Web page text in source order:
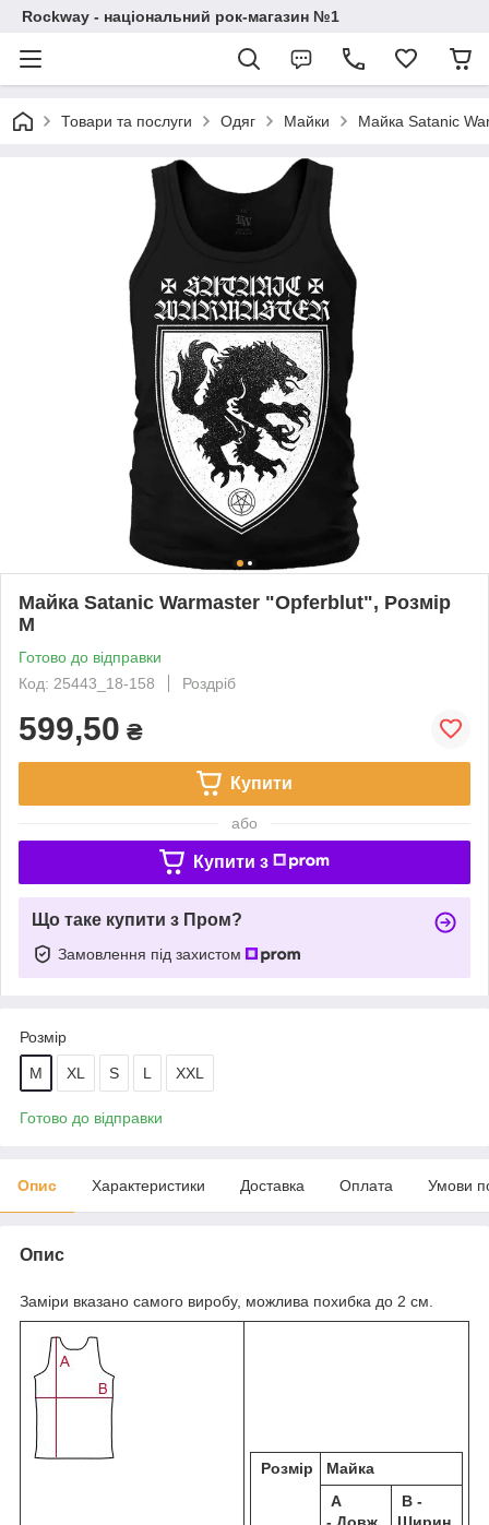
Rockway - національний рок-магазин №1
Товари та послуги Одяг Майки Майка Satanic
Майка Satanic Warmaster "Opferblut", Розмір
M
Готово до відправки
Код: 25443_18-158
Роздріб
599,50 ₴
Купити
або
Купити з
Що таке купити з Пром?
Замовлення під захистом
Розмір
M XL S L XXL
Готово до відправки
Опис Характеристики Доставка Оплата Умови
Опис
Заміри вказано самого виробу, можлива похибка до 2 см.
Розмір
Майка
A
- Довж
B -
Ширин